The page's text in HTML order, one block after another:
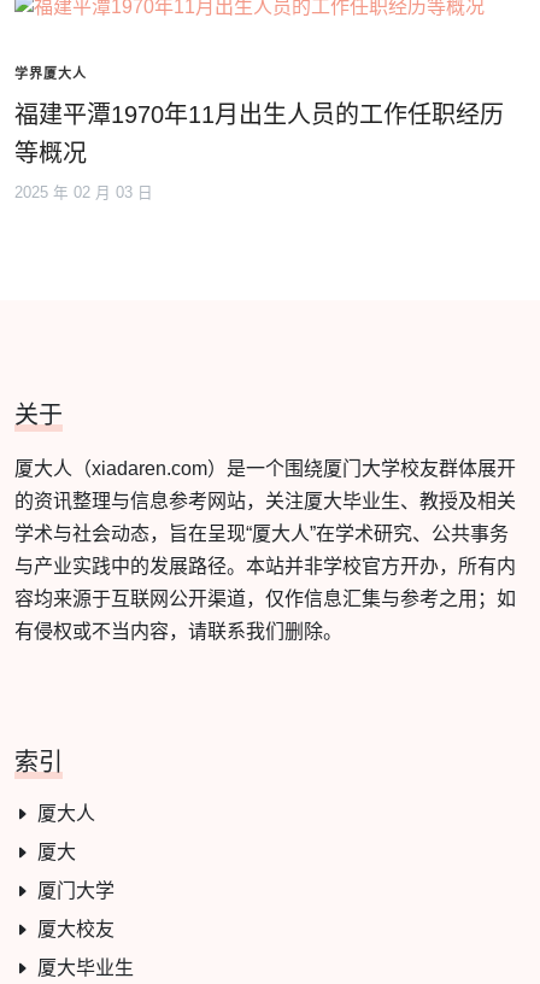
学界厦大人
福建平潭1970年11月出生人员的工作任职经历
等概况
2025 年 02 月 03 日
关于
厦大人（xiadaren.com）是一个围绕厦门大学校友群体展开
的资讯整理与信息参考网站，关注厦大毕业生、教授及相关
学术与社会动态，旨在呈现“厦大人”在学术研究、公共事务
与产业实践中的发展路径。本站并非学校官方开办，所有内
容均来源于互联网公开渠道，仅作信息汇集与参考之用；如
有侵权或不当内容，请联系我们删除。
索引
厦大人
厦大
厦门大学
厦大校友
厦大毕业生